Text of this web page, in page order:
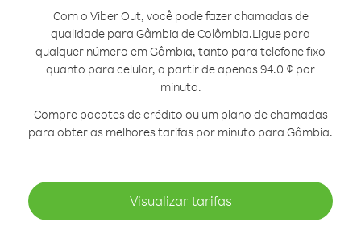
Com o Viber Out, você pode fazer chamadas de
qualidade para Gâmbia de Colômbia.Ligue para
qualquer número em Gâmbia, tanto para telefone fixo
quanto para celular, a partir de apenas 94.0 ¢ por
minuto.
Compre pacotes de crédito ou um plano de chamadas
para obter as melhores tarifas por minuto para Gâmbia.
Visualizar tarifas